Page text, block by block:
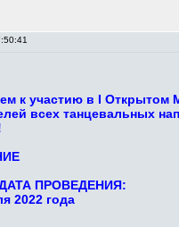
к участию в I
всех танцевальных
ПРОВЕДЕНИЯ:
2022 года